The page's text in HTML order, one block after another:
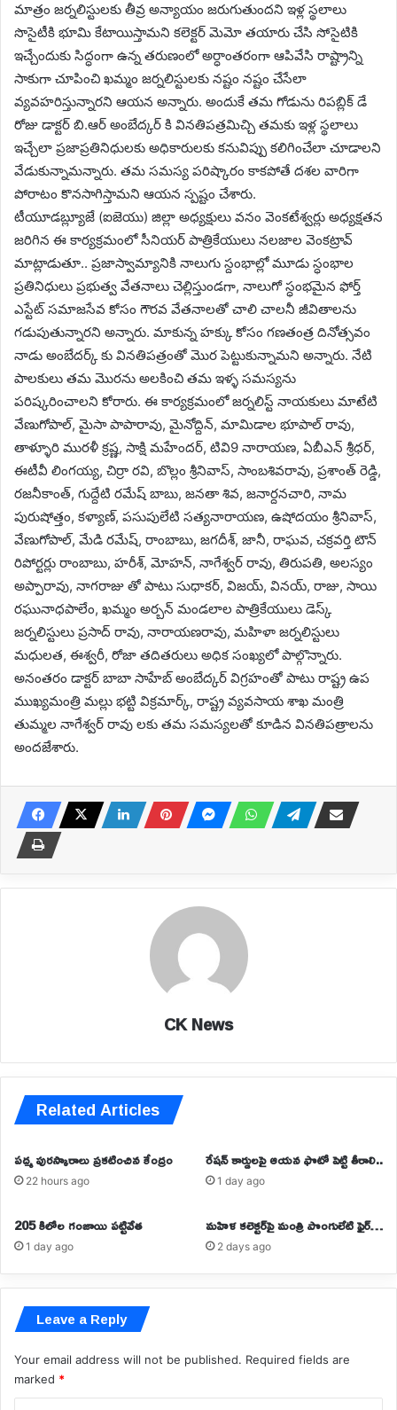
మాత్రం జర్నలిస్టులకు తీవ్ర అన్యాయం జరుగుతుందని ఇళ్ల స్థలాలు
సొసైటీకి భూమి కేటాయిస్తామని కలెక్టర్ మెమో తయారు చేసి సోసైటికి
ఇచ్చేందుకు సిద్ధంగా ఉన్న తరుణంలో అర్ధాంతరంగా ఆపివేసి రాష్ట్రాన్ని
సాకుగా చూపించి ఖమ్మం జర్నలిస్టులకు నష్టం నష్టం చేసేలా
వ్యవహరిస్తున్నారని ఆయన అన్నారు. అందుకే తమ గోడును రిపబ్లిక్ డే
రోజు డాక్టర్ బి.ఆర్ అంబేద్కర్ కి వినతిపత్రమిచ్చి తమకు ఇళ్ల స్థలాలు
ఇచ్చేలా ప్రజాప్రతినిధులకు అధికారులకు కనువిప్పు కలిగించేలా చూడాలని
వేడుకున్నామన్నారు. తమ సమస్య పరిష్కారం కాకపోతే దశల వారిగా
పోరాటం కొనసాగిస్తామని ఆయన స్పష్టం చేశారు.
టీయూడబ్ల్యూజే (ఐజెయు) జిల్లా అధ్యక్షులు వనం వెంకటేశ్వర్లు అధ్యక్షతన
జరిగిన ఈ కార్యక్రమంలో సీనియర్ పాత్రికేయులు నలజాల వెంకట్రావ్
మాట్లాడుతూ.. ప్రజాస్వామ్యానికి నాలుగు స్దంభాల్లో మూడు స్ధంభాల
ప్రతినిధులు ప్రభుత్వ వేతనాలు చెల్లిస్తుండగా, నాలుగో స్ధంభమైన ఫోర్త్
ఎస్టేట్ సమాజసేవ కోసం గౌరవ వేతనాలతో చాలి చాలనీ జీవితాలను
గడుపుతున్నారని అన్నారు. మాకున్న హక్కు కోసం గణతంత్ర దినోత్సవం
నాడు అంబేదర్క్ కు వినతిపత్రంతో మొర పెట్టుకున్నామని అన్నారు. నేటి
పాలకులు తమ మొరను అలకించి తమ ఇళ్ళ సమస్యను
పరిష్కరించాలని కోరారు. ఈ కార్యక్రమంలో జర్నలిస్ట్ నాయకులు మాటేటి
వేణుగోపాల్, మైసా పాపారావు, మైనోద్దిన్, మామిడాల భూపాల్ రావు,
తాళ్ళూరి మురళీ క్రష్ణ, సాక్షి మహేందర్, టివి9 నారాయణ, ఏబీఎన్ శ్రీధర్,
ఈటీవీ లింగయ్య, చిర్రా రవి, బొల్లం శ్రీనివాస్, సాంబశివరావు, ప్రశాంత్ రెడ్డి,
రజనీకాంత్, గుద్దేటి రమేష్ బాబు, జనతా శివ, జనార్దనచారి, నామ
పురుషోత్తం, కళ్యాణ్, పసుపులేటి సత్యనారాయణ, ఉషోదయం శ్రీనివాస్,
వేణుగోపాల్, మేడి రమేష్, రాంబాబు, జగదీశ్, జానీ, రాఘవ, చక్రవర్తి టౌన్
రిపోర్టర్లు రాంబాబు, హరీశ్, మోహన్, నాగేశ్వర్ రావు, తిరుపతి, అలస్యం
అప్పారావు, నాగరాజు తో పాటు సుధాకర్, విజయ్, వినయ్, రాజు, సాయి
రఘునాధపాలేం, ఖమ్మం అర్బన్ మండలాల పాత్రికేయులు డెస్క్
జర్నలిస్టులు ప్రసాద్ రావు, నారాయణరావు, మహిళా జర్నలిస్టులు
మధులత, ఈశ్వరీ, రోజా తదితరులు అధిక సంఖ్యలో పాల్గొన్నారు.
అనంతరం డాక్టర్ బాబా సాహేబ్ అంబేద్కర్ విగ్రహంతో పాటు రాష్ట్ర ఉప
ముఖ్యమంత్రి మల్లు భట్టి విక్రమార్క్, రాష్ట్ర వ్యవసాయ శాఖ మంత్రి
తుమ్మల నాగేశ్వర్ రావు లకు తమ సమస్యలతో కూడిన వినతిపత్రాలను
అందజేశారు.
CK News
Related Articles
పద్మ పురస్కారాలు ప్రకటించిన కేంద్రం
22 hours ago
రేషన్ కార్డులపై ఆయన ఫొటో పెట్టి తీరాలి..
1 day ago
205 కిలోల గంజాయి పట్టివేత
1 day ago
మహిళ కలెక్టర్‌‍పై మంత్రి పొంగులేటి ఫైర్…
2 days ago
Leave a Reply
Your email address will not be published. Required fields are
marked *